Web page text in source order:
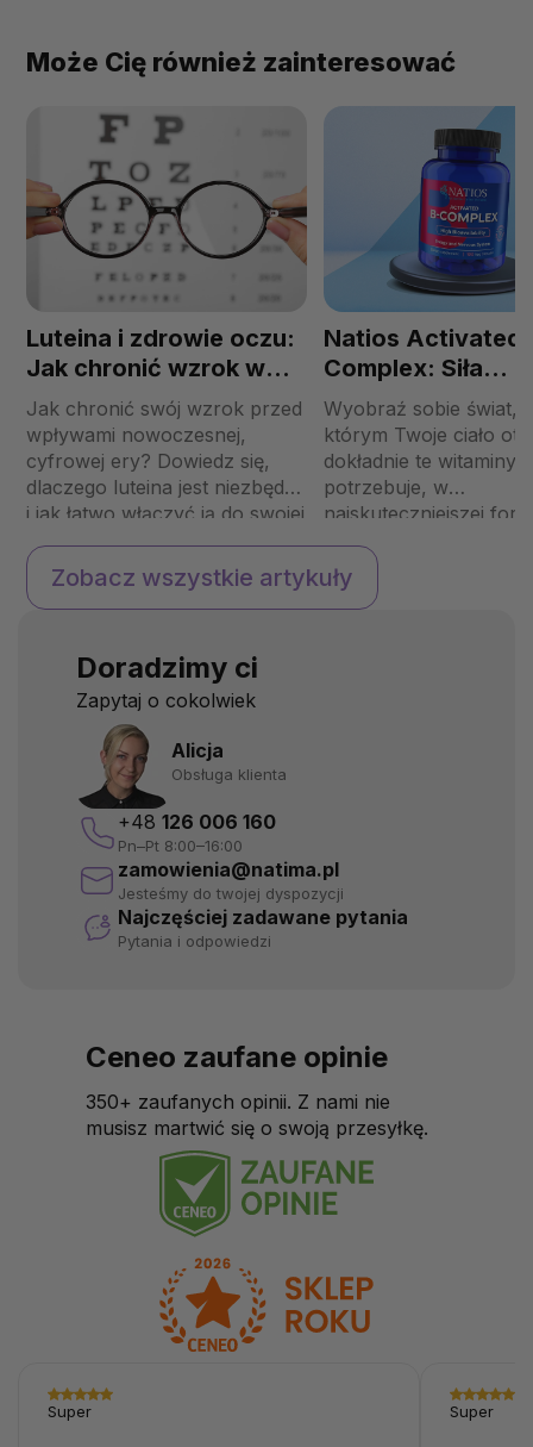
Może Cię również zainteresować
Luteina i zdrowie oczu:
Jak chronić wzrok w
erze cyfrowej?
Jak chronić swój wzrok przed
wpływami nowoczesnej,
cyfrowej ery? Dowiedz się,
dlaczego luteina jest niezbędna
i jak łatwo włączyć ją do swojej
diety. Czym jest luteina?
Luteina to żółto-
pomarańczowy barwnik z
produktach spożywczych,
takich jak szpinak czy jarmuż.
W ludzkim organizmie lutein...
Natios Activated
Complex: Siła
Aktywnych Form
Witamin z Grupy
Wyobraź sobie świat,
którym Twoje ciało
dokładnie te witaminy,
potrzebuje, w
najskuteczniejszej
gotowe do
Brzmi jak science
naszym Natios
Zobacz wszystkie artykuły
Doradzimy ci
Zapytaj o cokolwiek
Alicja
Obsługa klienta
+48 126 006 160
Pn–Pt 8:00–16:00
zamowienia@natima.pl
Jesteśmy do twojej dyspozycji
Najczęściej zadawane pytania
Pytania i odpowiedzi
Ceneo zaufane opinie
350+ zaufanych opinii. Z nami nie
musisz martwić się o swoją przesyłkę.
Super Super